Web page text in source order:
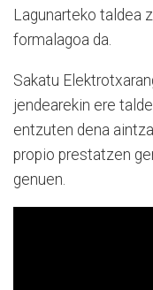
Lagunarteko taldea
formalagoa da.
Sakatu
jendearekin ere
entzuten dena
propio prestatzen
genuen.